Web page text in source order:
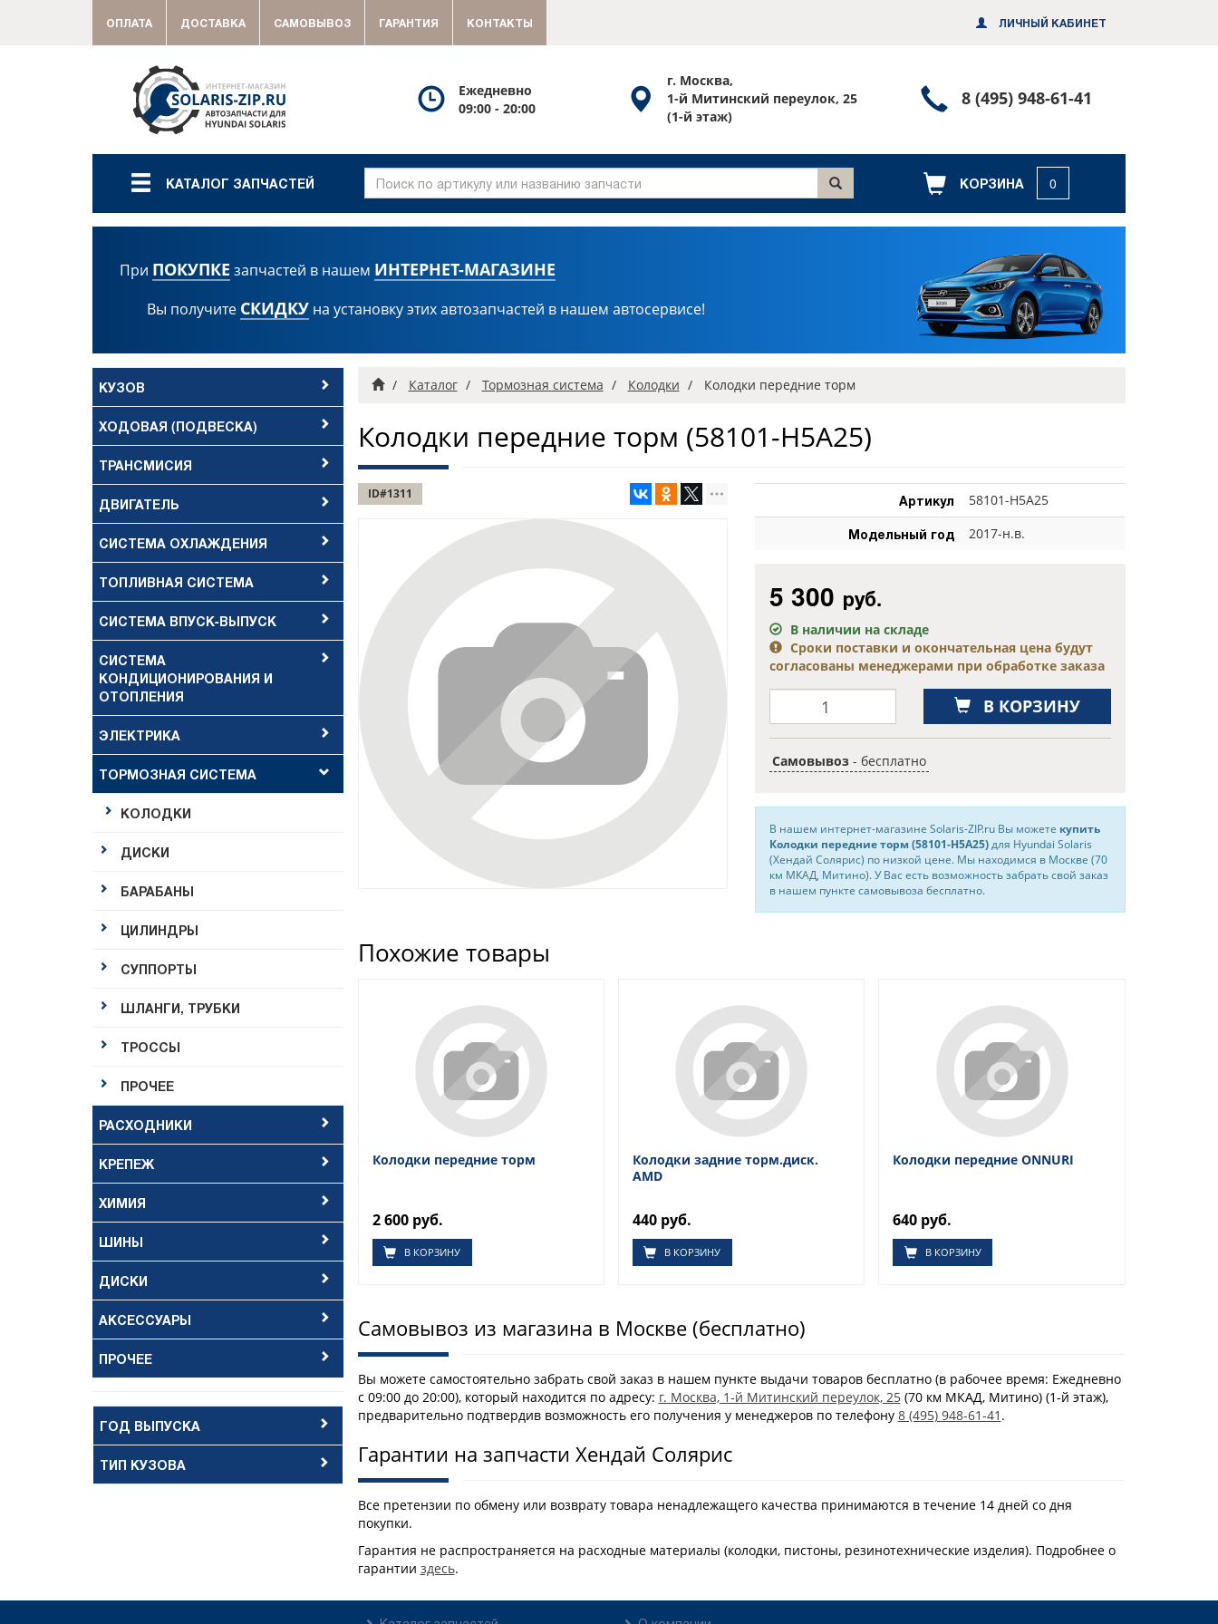
КАТАЛОГ ЗАПЧАСТЕЙ КОРЗИНА 0
При ПОКУПКЕ запчастей в нашем ИНТЕРНЕТ-МАГАЗИНЕ
Вы получите СКИДКУ на установку этих автозапчастей в нашем автосервисе!
ГлавнаяКаталог Тормозная система Колодки Колодки передние торм
Колодки передние торм (58101-H5A25)
ID#1311 Артикул 58101-H5A25
Модельный год 2017-н.в.
5 300 руб.
В наличии на складе
Сроки поставки и окончательная цена будут
согласованы менеджерами при обработке заказа
В КОРЗИНУ
Самовывоз - бесплатно
В нашем интернет-магазине Solaris-ZIP.ru Вы можете купить
Колодки передние торм (58101-H5A25)для Hyundai Solaris
(Хендай Солярис) по низкой цене. Мы находимся в Москве (70
км МКАД, Митино). У Вас есть возможность забрать свой заказ
в нашем пункте самовывоза бесплатно.
Похожие товары
Колодки передние торм
2 600 руб.
В КОРЗИНУ
Колодки задние торм.диск.
AMD
440 руб.
В КОРЗИНУ
Колодки передние ONNURI
640 руб.
В КОРЗИНУ
Самовывоз из магазина в Москве (бесплатно)
Вы можете самостоятельно забрать свой заказ в нашем пункте выдачи товаров бесплатно (в рабочее время: Ежедневно
с 09:00 до 20:00), который находится по адресу: г. Москва, 1-й Митинский переулок, 25(70 км МКАД, Митино) (1-й этаж),
предварительно подтвердив возможность его получения у менеджеров по телефону 8 (495) 948-61-41 .
Гарантии на запчасти Хендай Солярис
Все претензии по обмену или возврату товара ненадлежащего качества принимаются в течение 14 дней со дня
покупки.
Гарантия не распространяется на расходные материалы (колодки, пистоны, резинотехнические изделия). Подробнее о
гарантии здесь.
КУЗОВ
ХОДОВАЯ (ПОДВЕСКА)
ТРАНСМИСИЯ
ДВИГАТЕЛЬ
СИСТЕМА ОХЛАЖДЕНИЯ
ТОПЛИВНАЯ СИСТЕМА
СИСТЕМА ВПУСК-ВЫПУСК
СИСТЕМА
КОНДИЦИОНИРОВАНИЯ И
ОТОПЛЕНИЯ
ЭЛЕКТРИКА
ТОРМОЗНАЯ СИСТЕМА
КОЛОДКИ
ДИСКИ
БАРАБАНЫ
ЦИЛИНДРЫ
СУППОРТЫ
ШЛАНГИ, ТРУБКИ
ТРОССЫ
ПРОЧЕЕ
РАСХОДНИКИ
КРЕПЕЖ
ХИМИЯ
ШИНЫ
ДИСКИ
АКСЕССУАРЫ
ПРОЧЕЕ
ГОД ВЫПУСКА
ТИП КУЗОВА
ЛИЧНЫЙ КАБИНЕТ
ОПЛАТА ДОСТАВКА САМОВЫВОЗ ГАРАНТИЯ КОНТАКТЫ
Посмотреть
график
работы
Ежедневно
09:00 - 20:00
Посмотреть
схему
проезда
г. Москва,
1-й Митинский переулок, 25
(1-й этаж)
Позвонить
заказать
обратный
звонок
8 (495) 948-61-41